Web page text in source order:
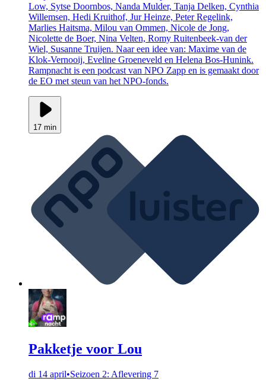
Low, Sytse Doornbos, Nanda Mulder, Tanja Delken, Cynthia
Willemsen, Hedi Kruithof, Jur Heinze, Peter Regelink,
Marlies Haitsma, Milou van Ommen, Nicole de Jong,
Nicolette de Boer, Nina Velten, Romy Ruitenbeek-van der
Wiel, Susanne Truijen. Naar een idee van: Maxime van de
Klok-Vernooij, Eveline Groeneveld en Helena Bos-Hunink.
Rampnacht is een podcast van NPO Zapp en is gemaakt door
de EO met steun van het NPO-fonds.
17 min
Pakketje voor Lou
di 14 april•Seizoen 2: Aflevering 7